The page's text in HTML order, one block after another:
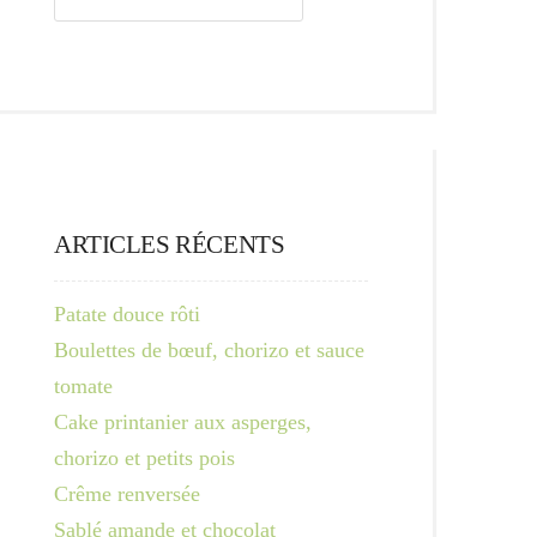
ARTICLES RÉCENTS
Patate douce rôti
Boulettes de bœuf, chorizo et sauce
tomate
Cake printanier aux asperges,
chorizo et petits pois
Crême renversée
Sablé amande et chocolat